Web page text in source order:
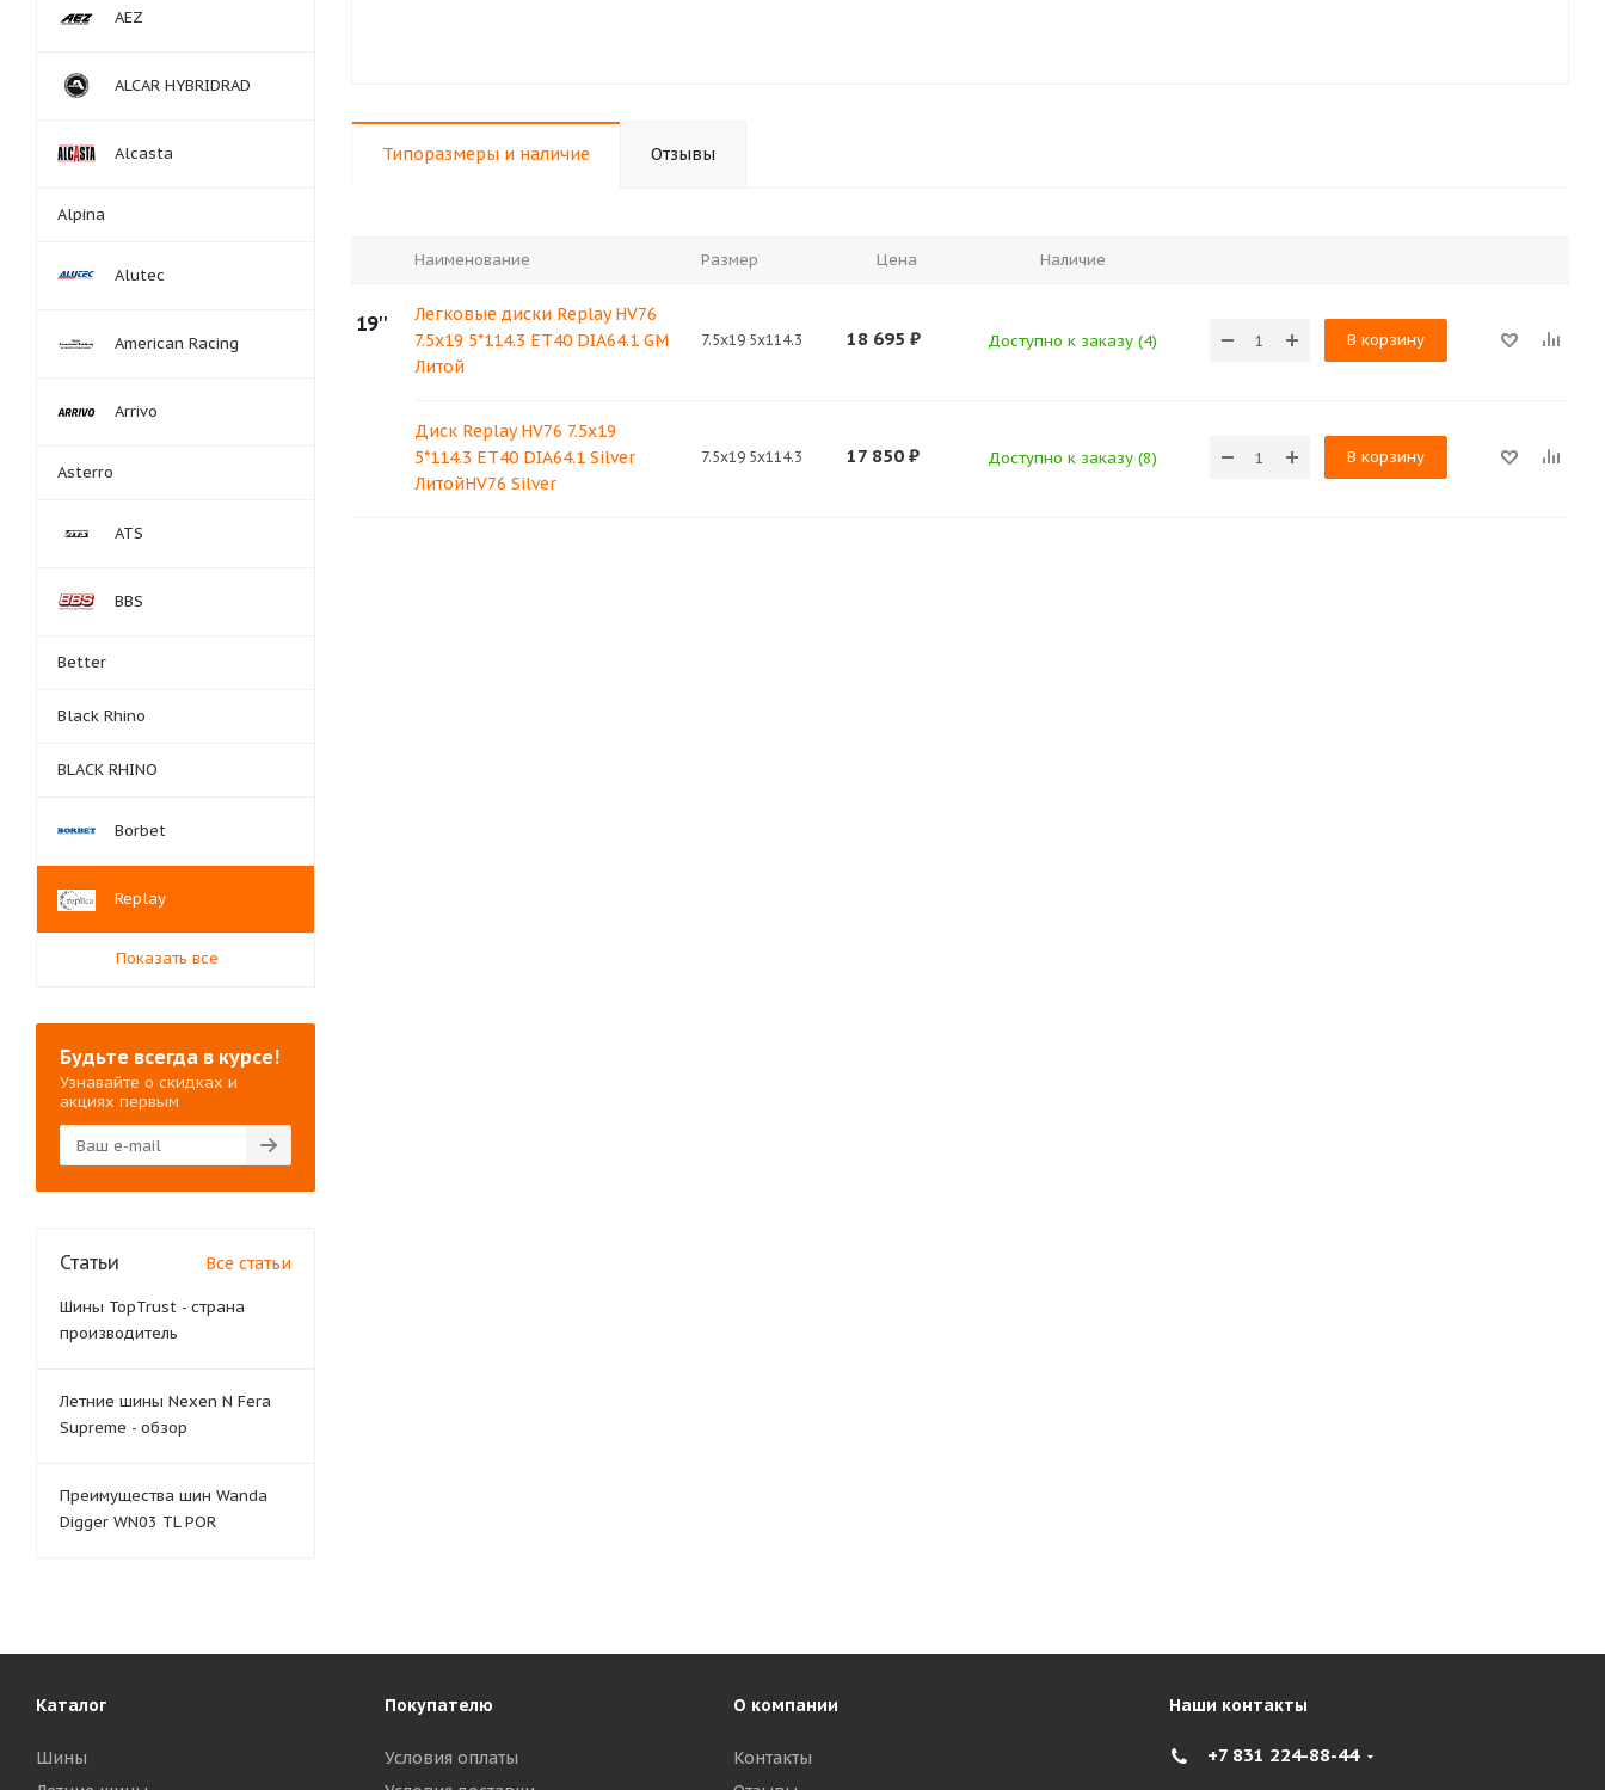
Типоразмеры и наличие Отзывы
Наименование Размер Цена Наличие
19''
Легковые диски Replay HV76
7.5x19 5*114.3 ET40 DIA64.1 GM
Литой
7.5x19 5x114.3 18 695 ₽ Доступно к заказу (4) В корзину
Диск Replay HV76 7.5x19
5*114.3 ET40 DIA64.1 Silver
ЛитойHV76 Silver
7.5x19 5x114.3 17 850 ₽ Доступно к заказу (8) В корзину
AEZ
ALCAR HYBRIDRAD
Alcasta
Alpina
Alutec
American Racing
Arrivo
Asterro
ATS
BBS
Better
Black Rhino
BLACK RHINO
Borbet
Replay
Показать все
Будьте всегда в курсе!
Узнавайте о скидках и
акциях первым
Статьи Все статьи
Шины TopTrust - страна
производитель
Летние шины Nexen N Fera
Supreme - обзор
Преимущества шин Wanda
Digger WN03 TL POR
Каталог
Шины
Покупателю
Условия оплаты
О компании
Контакты
Наши контакты
+7 831 224-88-44